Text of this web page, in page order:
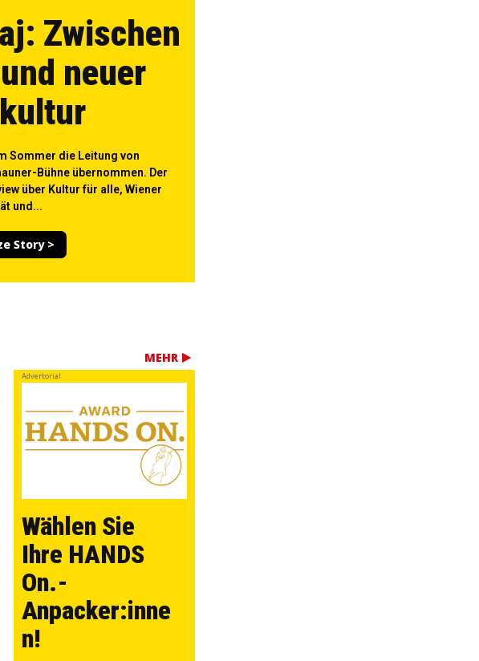
Zwischen
neuer
Sommer die Leitung von
Bühne übernommen. Der
über Kultur für alle, Wiener
und...
Story >
MEHR
Advertorial
Wählen Sie
Ihre HANDS
On.-
Anpacker:inne
n!